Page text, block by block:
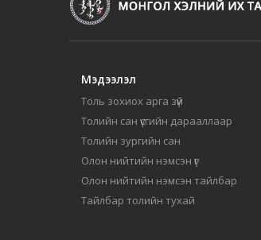
Мэдээлэл
Толь зохиох арга зүй
Толийн сан үсгийн дарааллаар
Толийн зургийн сан
Олон нийтийн нэмсэн үг
Олон нийтийн нэмсэн тайлбар
Тайлбар толийн тухай